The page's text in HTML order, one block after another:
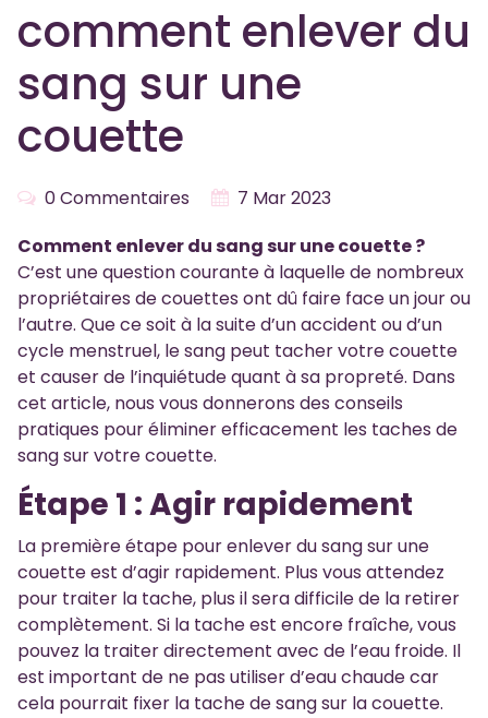
comment enlever du
sang sur une
couette
0 Commentaires
7 Mar 2023
Comment enlever du sang sur une couette ?
C’est une question courante à laquelle de nombreux
propriétaires de couettes ont dû faire face un jour ou
l’autre. Que ce soit à la suite d’un accident ou d’un
cycle menstruel, le sang peut tacher votre couette
et causer de l’inquiétude quant à sa propreté. Dans
cet article, nous vous donnerons des conseils
pratiques pour éliminer efficacement les taches de
sang sur votre couette.
Étape 1 : Agir rapidement
La première étape pour enlever du sang sur une
couette est d’agir rapidement. Plus vous attendez
pour traiter la tache, plus il sera difficile de la retirer
complètement. Si la tache est encore fraîche, vous
pouvez la traiter directement avec de l’eau froide. Il
est important de ne pas utiliser d’eau chaude car
cela pourrait fixer la tache de sang sur la couette.